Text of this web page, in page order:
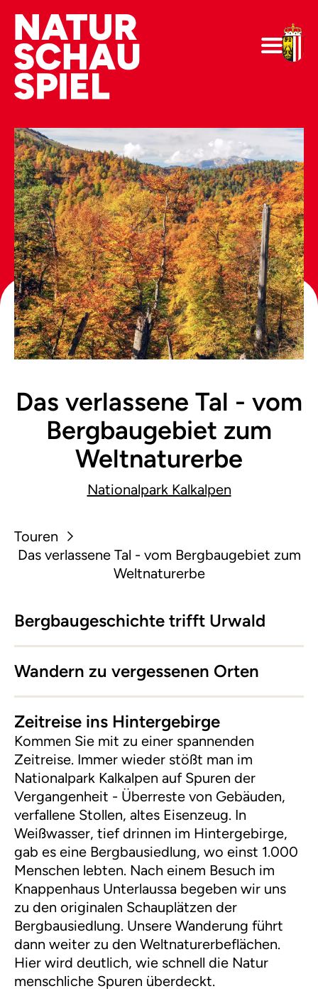
Das verlassene Tal - vom
Bergbaugebiet zum
Weltnaturerbe
Nationalpark Kalkalpen
Touren
Das verlassene Tal - vom Bergbaugebiet zum
Weltnaturerbe
Bergbaugeschichte trifft Urwald
Wandern zu vergessenen Orten
Zeitreise ins Hintergebirge
Kommen Sie mit zu einer spannenden
Zeitreise. Immer wieder stößt man im
Nationalpark Kalkalpen auf Spuren der
Vergangenheit - Überreste von Gebäuden,
verfallene Stollen, altes Eisenzeug. In
Weißwasser, tief drinnen im Hintergebirge,
gab es eine Bergbausiedlung, wo einst 1.000
Menschen lebten. Nach einem Besuch im
Knappenhaus Unterlaussa begeben wir uns
zu den originalen Schauplätzen der
Bergbausiedlung. Unsere Wanderung führt
dann weiter zu den Weltnaturerbeflächen.
Hier wird deutlich, wie schnell die Natur
menschliche Spuren überdeckt.